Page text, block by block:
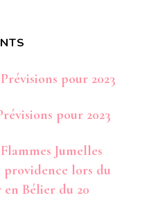
Prévisions pour 2023
pour 2023
Flammes Jumelles
lors du
Bélier du 20